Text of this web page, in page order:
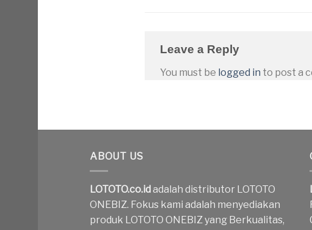
Leave a Reply
You must be logged in to post a
ABOUT US
LOTOTO.co.id adalah distributor LOTOTO
ONEBIZ. Fokus kami adalah menyediakan
produk LOTOTO ONEBIZ yang Berkualitas,